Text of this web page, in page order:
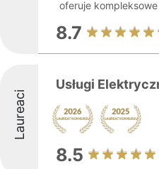
oferuje kompleksowe
8.7
Laureaci
Usługi
8.5